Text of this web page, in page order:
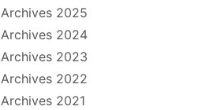
Archives 2025
Archives 2024
Archives 2023
Archives 2022
Archives 2021